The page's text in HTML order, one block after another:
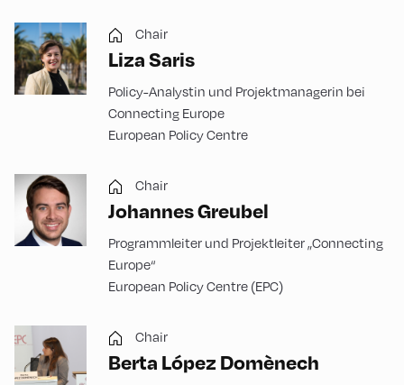
Chair
Liza Saris
Policy-Analystin und Projektmanagerin bei
Connecting Europe
European Policy Centre
Chair
Johannes Greubel
Programmleiter und Projektleiter „Connecting
Europe“
European Policy Centre (EPC)
Chair
Berta López Domènech